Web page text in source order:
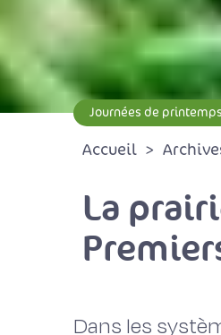
Journées de
Accueil
La
Dans les